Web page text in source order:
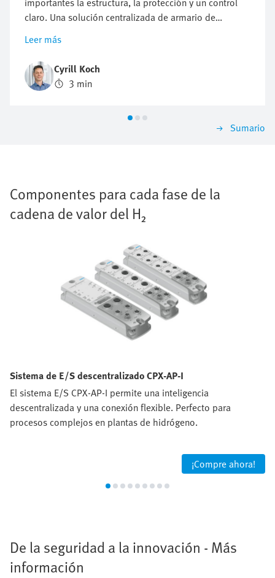
claro. Una solución centralizada de armario de
maniobra lo hace posible. Garantiza una electrólisis
compacta, segura y eficiente. En este artículo,
aprenderá a través de información técnica por qué la
centralización es tan convincente.
Leer más
Cyrill Koch
3 min
Sumario
Componentes para cada fase de la
cadena de valor del H₂
Sistema de E/S descentralizado CPX-AP-I
El sistema E/S CPX-AP-I permite una inteligencia
descentralizada y una conexión flexible. Perfecto para
procesos complejos en plantas de hidrógeno.
¡Compre ahora!
De la seguridad a la innovación - Más
información